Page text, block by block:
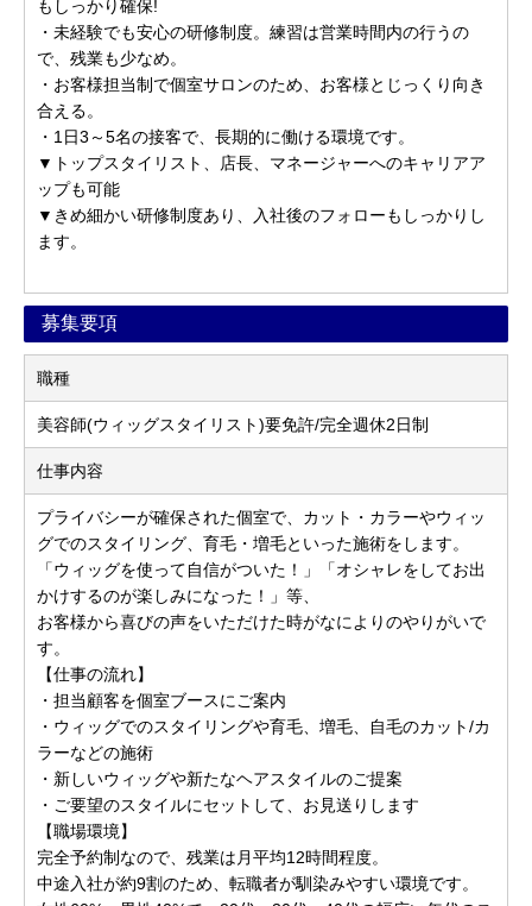
もしっかり確保!
・未経験でも安心の研修制度。練習は営業時間内の行うの
で、残業も少なめ。
・お客様担当制で個室サロンのため、お客様とじっくり向き
合える。
・1日3～5名の接客で、長期的に働ける環境です。
▼トップスタイリスト、店長、マネージャーへのキャリアア
ップも可能
▼きめ細かい研修制度あり、入社後のフォローもしっかりし
ます。
募集要項
職種
美容師(ウィッグスタイリスト)要免許/完全週休2日制
仕事内容
プライバシーが確保された個室で、カット・カラーやウィッ
グでのスタイリング、育毛・増毛といった施術をします。
「ウィッグを使って自信がついた！」「オシャレをしてお出
かけするのが楽しみになった！」等、
お客様から喜びの声をいただけた時がなによりのやりがいで
す。
【仕事の流れ】
・担当顧客を個室ブースにご案内
・ウィッグでのスタイリングや育毛、増毛、自毛のカット/カ
ラーなどの施術
・新しいウィッグや新たなヘアスタイルのご提案
・ご要望のスタイルにセットして、お見送りします
【職場環境】
完全予約制なので、残業は月平均12時間程度。
中途入社が約9割のため、転職者が馴染みやすい環境です。